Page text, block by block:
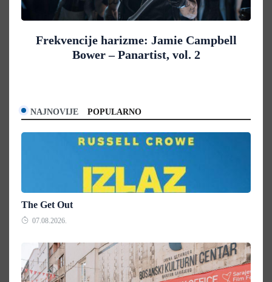
Frekvencije harizme: Jamie Campbell
Bower – Panartist, vol. 2
NAJNOVIJE POPULARNO
The Get Out
07.08.2026.